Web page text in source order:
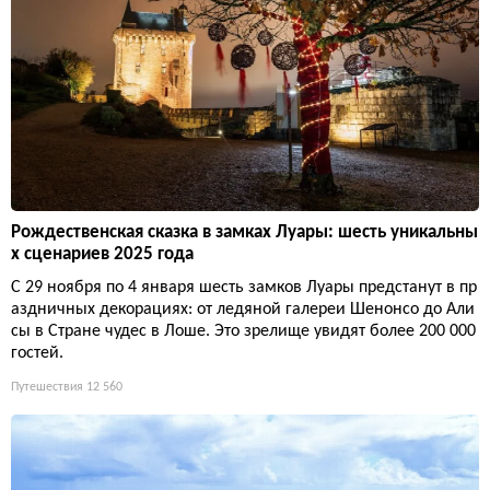
Рождественская сказка в замках Луары: шесть уникальны
х сценариев 2025 года
С 29 ноября по 4 января шесть замков Луары предстанут в пр
аздничных декорациях: от ледяной галереи Шенонсо до Али
сы в Стране чудес в Лоше. Это зрелище увидят более 200 000
гостей.
Путешествия 12 560